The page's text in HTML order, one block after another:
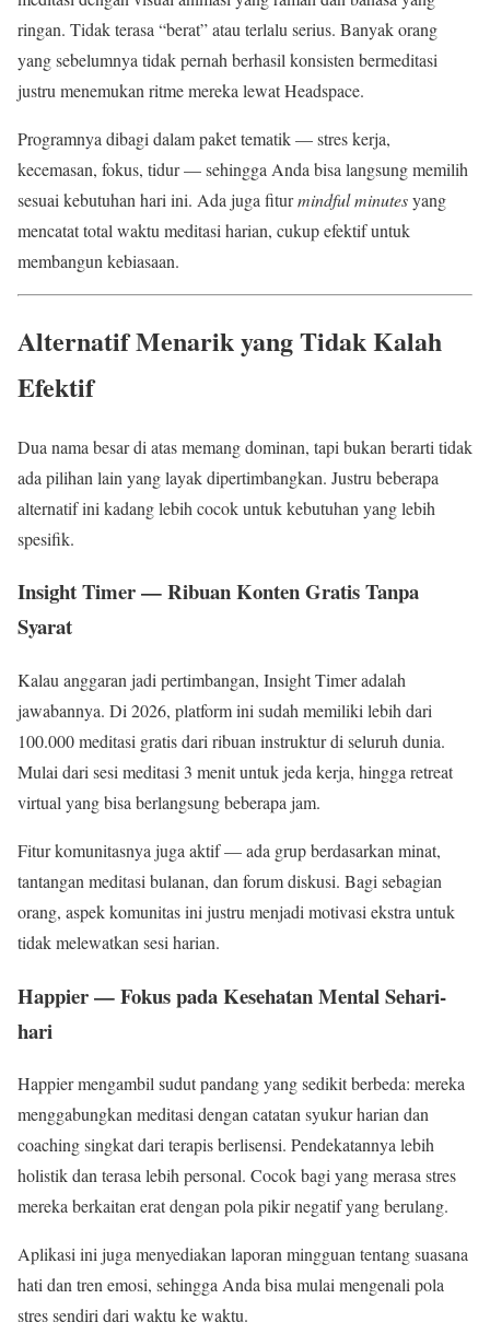
ringan. Tidak terasa “berat” atau terlalu serius. Banyak orang
yang sebelumnya tidak pernah berhasil konsisten bermeditasi
justru menemukan ritme mereka lewat Headspace.
Programnya dibagi dalam paket tematik — stres kerja,
kecemasan, fokus, tidur — sehingga Anda bisa langsung memilih
sesuai kebutuhan hari ini. Ada juga fiturmindful minutesyang
mencatat total waktu meditasi harian, cukup efektif untuk
membangun kebiasaan.
Alternatif Menarik yang Tidak Kalah
Efektif
Dua nama besar di atas memang dominan, tapi bukan berarti tidak
ada pilihan lain yang layak dipertimbangkan. Justru beberapa
alternatif ini kadang lebih cocok untuk kebutuhan yang lebih
spesifik.
Insight Timer — Ribuan Konten Gratis Tanpa
Syarat
Kalau anggaran jadi pertimbangan, Insight Timer adalah
jawabannya. Di 2026, platform ini sudah memiliki lebih dari
100.000 meditasi gratis dari ribuan instruktur di seluruh dunia.
Mulai dari sesi meditasi 3 menit untuk jeda kerja, hingga retreat
virtual yang bisa berlangsung beberapa jam.
Fitur komunitasnya juga aktif — ada grup berdasarkan minat,
tantangan meditasi bulanan, dan forum diskusi. Bagi sebagian
orang, aspek komunitas ini justru menjadi motivasi ekstra untuk
tidak melewatkan sesi harian.
Happier — Fokus pada Kesehatan Mental Sehari-
hari
Happier mengambil sudut pandang yang sedikit berbeda: mereka
menggabungkan meditasi dengan catatan syukur harian dan
coaching singkat dari terapis berlisensi. Pendekatannya lebih
holistik dan terasa lebih personal. Cocok bagi yang merasa stres
mereka berkaitan erat dengan pola pikir negatif yang berulang.
Aplikasi ini juga menyediakan laporan mingguan tentang suasana
hati dan tren emosi, sehingga Anda bisa mulai mengenali pola
stres sendiri dari waktu ke waktu.